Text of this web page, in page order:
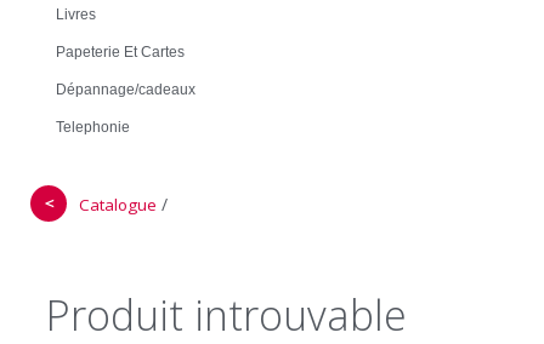
Livres
Papeterie Et Cartes
Dépannage/cadeaux
Telephonie
＜ Catalogue /
Produit introuvable